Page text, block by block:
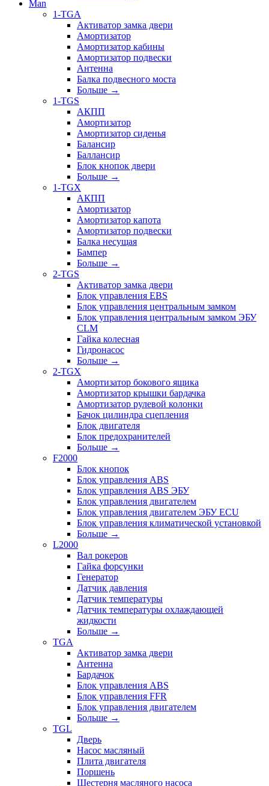
Man
1-TGA
Активатор замка двери
Амортизатор
Амортизатор кабины
Амортизатор подвески
Антенна
Балка подвесного моста
Больше →
1-TGS
АКПП
Амортизатор
Амортизатор сиденья
Балансир
Баллансир
Блок кнопок двери
Больше →
1-TGX
АКПП
Амортизатор
Амортизатор капота
Амортизатор подвески
Балка несущая
Бампер
Больше →
2-TGS
Активатор замка двери
Блок управления EBS
Блок управления центральным замком
Блок управления центральным замком ЭБУ
CLM
Гайка колесная
Гидронасос
Больше →
2-TGX
Амортизатор бокового ящика
Амортизатор крышки бардачка
Амортизатор рулевой колонки
Бачок цилиндра сцепления
Блок двигателя
Блок предохранителей
Больше →
F2000
Блок кнопок
Блок управления ABS
Блок управления ABS ЭБУ
Блок управления двигателем
Блок управления двигателем ЭБУ ECU
Блок управления климатической установкой
Больше →
L2000
Вал рокеров
Гайка форсунки
Генератор
Датчик давления
Датчик температуры
Датчик температуры охлаждающей
жидкости
Больше →
TGA
Активатор замка двери
Антенна
Бардачок
Блок управления ABS
Блок управления FFR
Блок управления двигателем
Больше →
TGL
Дверь
Насос масляный
Плита двигателя
Поршень
Шестерня масляного насоса